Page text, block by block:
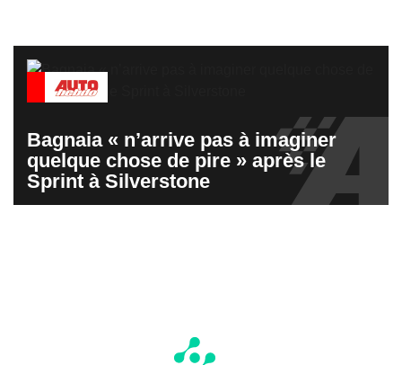
Bagnaia « n’arrive pas à imaginer
quelque chose de pire » après le
Sprint à Silverstone